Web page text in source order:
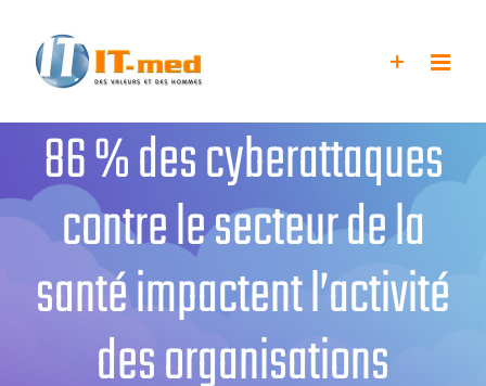
contenu
86 % des cyberattaques
contre le secteur de la
santé impactent l’activité
des organisations